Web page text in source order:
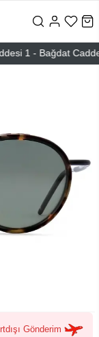
1 - Bağdat
Gönderim